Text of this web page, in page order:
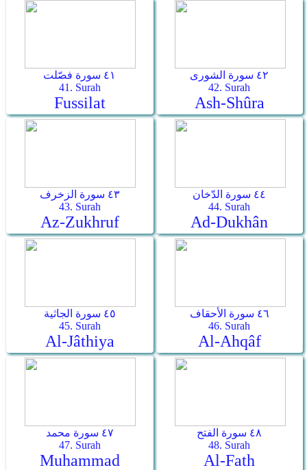
٤١ سورة فصّلت
41. Surah
Fussilat
٤٢ سورة الشورى
42. Surah
Ash-Shûra
٤٣ سورة الزخرف
43. Surah
Az-Zukhruf
٤٤ سورة الدّخان
44. Surah
Ad-Dukhân
٤٥ سورة الجاثية
45. Surah
Al-Jâthiya
٤٦ سورة الأحقاف
46. Surah
Al-Ahqâf
٤٧ سورة محمد
47. Surah
Muhammad
٤٨ سورة الفتح
48. Surah
Al-Fath